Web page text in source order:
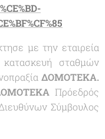
με την εταιρεία
σταθμών
ΔΟΜΟΤΕΚΑ.
Πρόεδρός
Σύμβουλος